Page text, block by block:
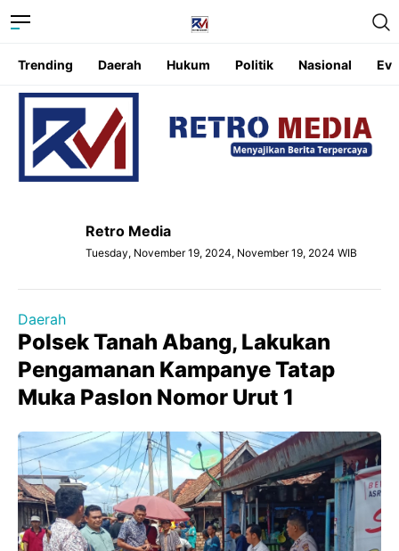
Trending Daerah Hukum Politik Nasional
Retro Media
Tuesday, November 19, 2024, November 19, 2024 WIB
Daerah
Polsek Tanah Abang, Lakukan
Pengamanan Kampanye Tatap
Muka Paslon Nomor Urut 1